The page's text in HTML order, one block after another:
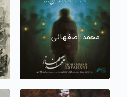
محمد اصفهانی